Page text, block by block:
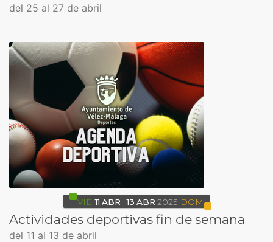
del 25 al 27 de abril
VIE 11 ABR 13 ABR 2025 DOM
Actividades deportivas fin de semana
del 11 al 13 de abril